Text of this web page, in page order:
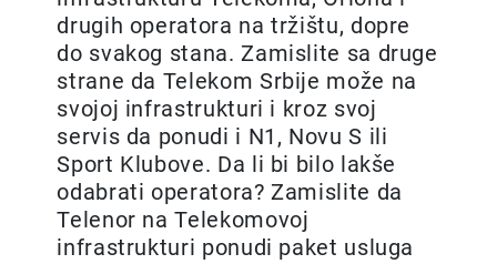
drugih operatora na tržištu, dopre
do svakog stana. Zamislite sa druge
strane da Telekom Srbije može na
svojoj infrastrukturi i kroz svoj
servis da ponudi i N1, Novu S ili
Sport Klubove. Da li bi bilo lakše
odabrati operatora? Zamislite da
Telenor na Telekomovoj
infrastrukturi ponudi paket usluga